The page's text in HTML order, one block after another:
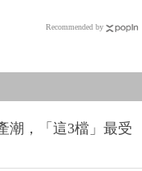
Recommended by
潮，「這3檔」最受